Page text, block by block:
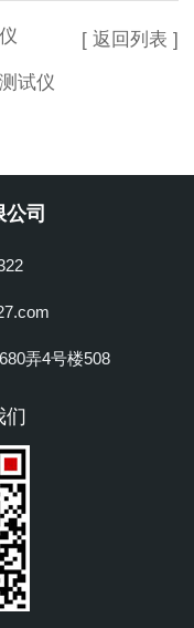
试仪
[ 返回列表 ]
司
弄4号楼508
们